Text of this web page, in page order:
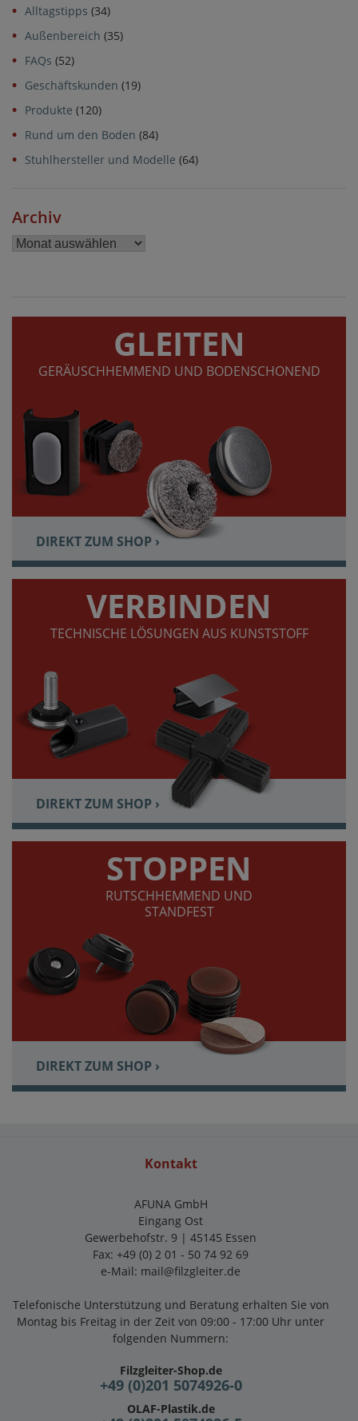
Alltagstipps (34)
Außenbereich (35)
FAQs (52)
Geschäftskunden (19)
Produkte (120)
Rund um den Boden (84)
Stuhlhersteller und Modelle (64)
Archiv
Archiv
GLEITEN
GERÄUSCHHEMMEND UND BODENSCHONEND
DIREKT ZUM SHOP ›
VERBINDEN
TECHNISCHE LÖSUNGEN AUS KUNSTSTOFF
DIREKT ZUM SHOP ›
STOPPEN
RUTSCHHEMMEND UND
STANDFEST
DIREKT ZUM SHOP ›
Kontakt
AFUNA GmbH
Eingang Ost
Gewerbehofstr. 9 | 45145 Essen
Fax: +49 (0) 2 01 - 50 74 92 69
e-Mail: mail@filzgleiter.de
Telefonische Unterstützung und Beratung erhalten Sie von
Montag bis Freitag in der Zeit von 09:00 - 17:00 Uhr unter
folgenden Nummern:
Filzgleiter-Shop.de
+49 (0)201 5074926-0
OLAF-Plastik.de